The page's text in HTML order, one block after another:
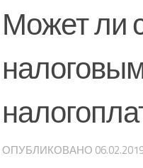
Может ли
ОПУБЛИКОВАНО